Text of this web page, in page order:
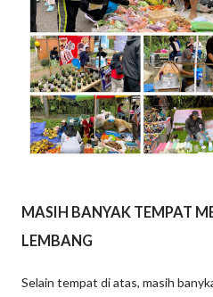
MASIH BANYAK TEMPAT
LEMBANG
Selain tempat di atas, masih